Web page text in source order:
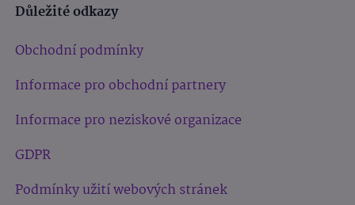
Důležité odkazy
Obchodní podmínky
Informace pro obchodní partnery
Informace pro neziskové organizace
GDPR
Podmínky užití webových stránek